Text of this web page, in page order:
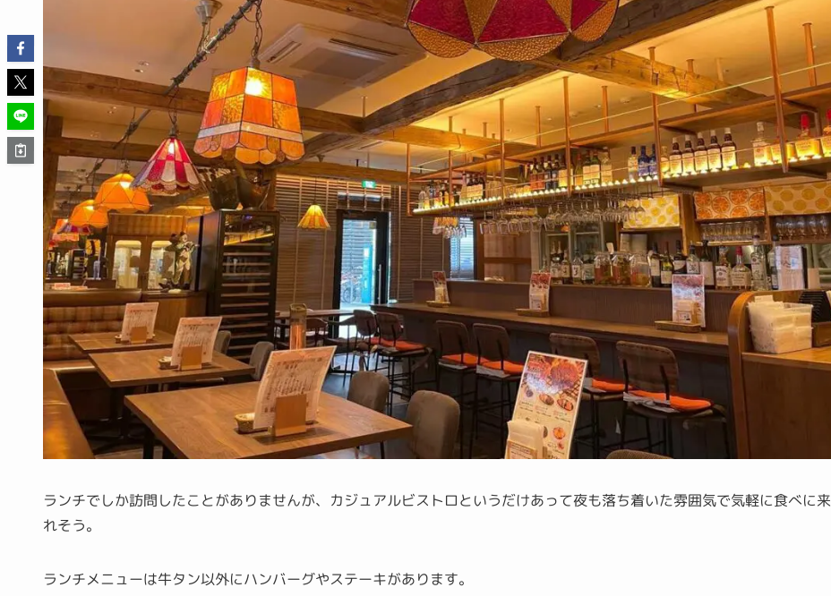
ランチでしか訪問したことがありませんが、カジュアルビストロというだけあって夜も落ち着いた雰囲気で気軽に食べに来
れそう。
ランチメニューは牛タン以外にハンバーグやステーキがあります。